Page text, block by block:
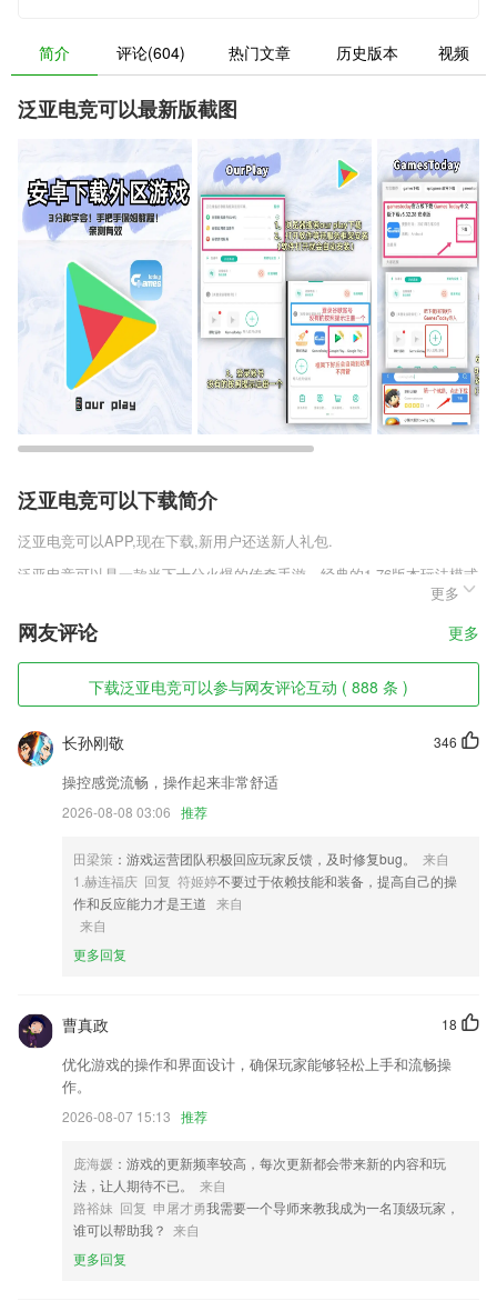
简介 评论(604) 热门文章 历史版本 视频
泛亚电竞可以最新版截图
泛亚电竞可以下载简介
泛亚电竞可以APP,现在下载,新用户还送新人礼包.
泛亚电竞可以是一款当下十分火爆的传奇手游。经典的1.76版本玩法模式
让你回忆起曾经的热血复古传奇，更能使你轻松的上手。游戏中极高爆率
的副本更是为你带来的独特的游戏体验，让你更轻松的爆出想要的装备武
器，让你更轻松的沉浸其中，也让你更觉游戏的乐趣。
泛亚电竞可以软件特色
1,线上的学习资源非常多，有专门为用户打造的最合理的科学学习方案。
2,离线下载、夜间模式、自动翻页、替换净化、沉浸式状态栏设置应有尽
有
3,支持扫码录入单号，简化了传统的工作方式，提高了商户的工作效率；
写字、字典、笔顺、字帖、同义词/近义词/反义词查询等一些学习工具
5,提供了丰富的考研资讯，考研试题资源，能免费咨询考研疑问；
6,随时随地下发买药的订单，线上下单即可体验线下配送的便捷服务；
泛亚电竞可以软件优势
2.海量题库：囊括海量真题，让你随时随地感受直考氛围，积累实战经验
3.该平台提供的课程信息非常的丰富，不管你有什么样的需求都可以在线
4.预览观看视频资源,支持在资源中心选择视频并立即游览观看视频;
5.】数学、英语、物理、化学、地理、生物等等科目，都可以有专业名师
为您辅导
6.在线沟通学习难点、答疑解惑。包含了中小学生以及考验和职业教育等
多种内容，
泛亚电竞可以更新了什么?
更多
网友评论 更多
下载泛亚电竞可以参与网友评论互动 ( 888 条 )
346
长孙刚敬
操控感觉流畅，操作起来非常舒适
2026-08-08 03:06 推荐
田梁策 ：游戏运营团队积极回应玩家反馈，及时修复bug。
来自
1.赫连福庆 回复 符姬婷不要过于依赖技能和装备，提高自己的操
作和反应能力才是王道 来自
来自
更多回复
18
曹真政
优化游戏的操作和界面设计，确保玩家能够轻松上手和流畅操
作。
2026-08-07 15:13 推荐
庞海媛 ：游戏的更新频率较高，每次更新都会带来新的内容和玩
法，让人期待不已。
来自
路裕妹 回复 申屠才勇我需要一个导师来教我成为一名顶级玩家，
谁可以帮助我？ 来自
更多回复